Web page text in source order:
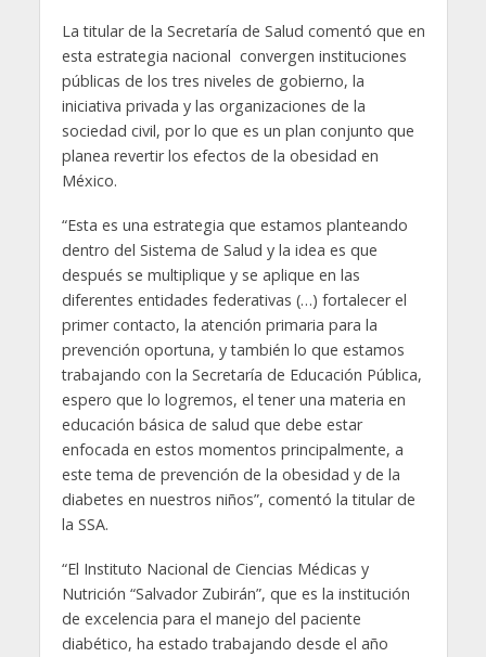
La titular de la Secretaría de Salud comentó que en
esta estrategia nacional convergen instituciones
públicas de los tres niveles de gobierno, la
iniciativa privada y las organizaciones de la
sociedad civil, por lo que es un plan conjunto que
planea revertir los efectos de la obesidad en
México.
“Esta es una estrategia que estamos planteando
dentro del Sistema de Salud y la idea es que
después se multiplique y se aplique en las
diferentes entidades federativas (…) fortalecer el
primer contacto, la atención primaria para la
prevención oportuna, y también lo que estamos
trabajando con la Secretaría de Educación Pública,
espero que lo logremos, el tener una materia en
educación básica de salud que debe estar
enfocada en estos momentos principalmente, a
este tema de prevención de la obesidad y de la
diabetes en nuestros niños”, comentó la titular de
la SSA.
“El Instituto Nacional de Ciencias Médicas y
Nutrición “Salvador Zubirán”, que es la institución
de excelencia para el manejo del paciente
diabético, ha estado trabajando desde el año